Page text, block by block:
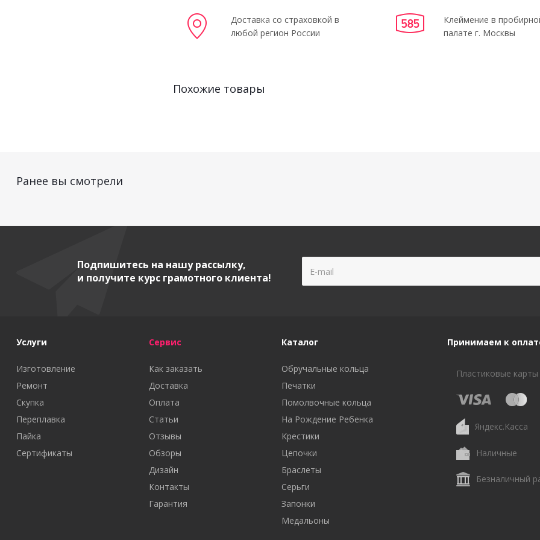
Доставка со страховкой в
любой регион России
Клеймение в
палате г. Москвы
Похожие товары
Ранее вы смотрели
Подпишитесь на нашу рассылку,
и получите курс грамотного клиента!
Услуги
Изготовление
Ремонт
Скупка
Переплавка
Пайка
Сертификаты
Сервис
Как заказать
Доставка
Оплата
Статьи
Отзывы
Обзоры
Дизайн
Контакты
Гарантия
Каталог
Обручальные кольца
Печатки
Помолвочные кольца
На Рождение Ребенка
Крестики
Цепочки
Браслеты
Серьги
Запонки
Медальоны
Принимаем к
Пластиковые карты
Яндекс.Касса
Наличные
Безналичный